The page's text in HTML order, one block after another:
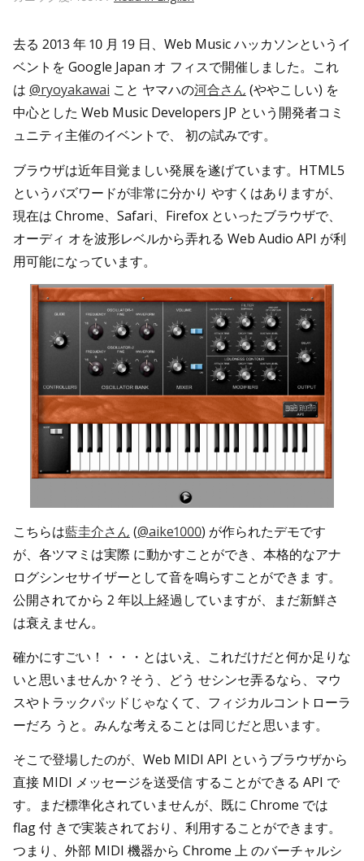
去る 2013 年 10 月 19 日、Web Music ハッカソンというイ
ベントを Google Japan オ フィスで開催しました。これ
は @ryoyakawai こと ヤマハの河合さん (ややこしい) を
中心とした Web Music Developers JP という開発者コミ
ュニティ主催のイベントで、 初の試みです。
ブラウザは近年目覚ましい発展を遂げています。HTML5
というバズワードが非常に分かり やすくはありますが、
現在は Chrome、Safari、Firefox といったブラウザで、
オーディ オを波形レベルから弄れる Web Audio API が利
用可能になっています。
こちらは藍圭介さん (@aike1000) が作られたデモです
が、各ツマミは実際 に動かすことができ、本格的なアナ
ログシンセサイザーとして音を鳴らすことができま す。
公開されてから 2 年以上経過していますが、まだ新鮮さ
は衰えません。
確かにすごい！・・・とはいえ、これだけだと何か足りな
いと思いませんか？そう、どう せシンセ弄るなら、マウ
スやトラックパッドじゃなくて、フィジカルコントローラ
ーだろ うと。みんな考えることは同じだと思います。
そこで登場したのが、Web MIDI API というブラウザから
直接 MIDI メッセージを送受信 することができる API で
す。まだ標準化されていませんが、既に Chrome では
flag 付 きで実装されており、利用することができます。
つまり、外部 MIDI 機器から Chrome 上 のバーチャルシ